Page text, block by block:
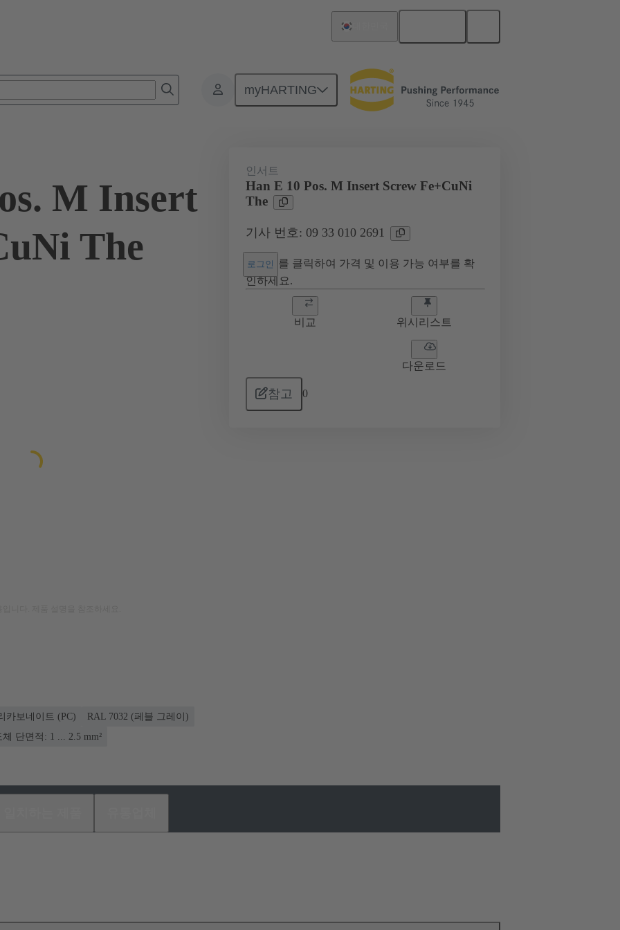
myHARTING
산업용 애플리케이션 지원 최대 16 A의 전류 09 33 010 2691
M Insert
The
인서트
Han E 10 Pos. M Insert Screw Fe+CuNi
The
기사 번호: 09 33 010 2691
로그인 를 클릭하여 가격 및 이용 가능 여부를 확
인하세요.
비교 위시리스트
다운로드
참고 0
카보네이트 (PC)
RAL 7032 (페블 그레이)
체 단면적: 1 ... 2.5 mm²